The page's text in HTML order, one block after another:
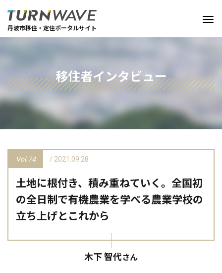
丹波市移住・定住ポータルサイト
移住者インタビュー
Vol.74 / 2021.09.28
土地に根付き、積み重ねていく。全国初
の全日制で有機農業を学べる農業学校の
立ち上げとこれから
木下 智代さん